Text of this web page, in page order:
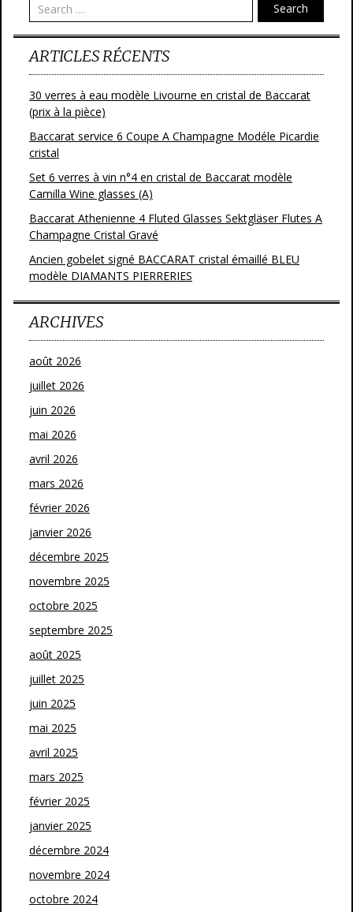
Search
ARTICLES RÉCENTS
30 verres à eau modèle Livourne en cristal de Baccarat
(prix à la pièce)
Baccarat service 6 Coupe A Champagne Modéle Picardie
cristal
Set 6 verres à vin n°4 en cristal de Baccarat modèle
Camilla Wine glasses (A)
Baccarat Athenienne 4 Fluted Glasses Sektgläser Flutes A
Champagne Cristal Gravé
Ancien gobelet signé BACCARAT cristal émaillé BLEU
modèle DIAMANTS PIERRERIES
ARCHIVES
août 2026
juillet 2026
juin 2026
mai 2026
avril 2026
mars 2026
février 2026
janvier 2026
décembre 2025
novembre 2025
octobre 2025
septembre 2025
août 2025
juillet 2025
juin 2025
mai 2025
avril 2025
mars 2025
février 2025
janvier 2025
décembre 2024
novembre 2024
octobre 2024